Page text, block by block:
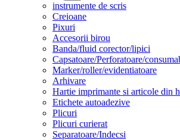
instrumente de scris
Creioane
Pixuri
Accesorii birou
Banda/fluid corector/lipici
Capsatoare/Perforatoare/
Marker/roller/evidentiatoare
Arhivare
Hartie imprimante si articole din
Etichete autoadezive
Plicuri
Plicuri curierat
Separatoare/Indecsi